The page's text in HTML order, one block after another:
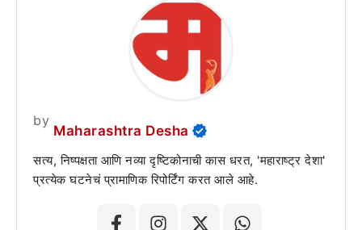
by
Maharashtra Desha
सत्य, निष्पक्षता आणि नव्या दृष्टिकोनाची कास धरत, 'महाराष्ट्र देशा'
प्रत्येक घटनेचं प्रामाणिक रिपोर्टिंग करत आले आहे.